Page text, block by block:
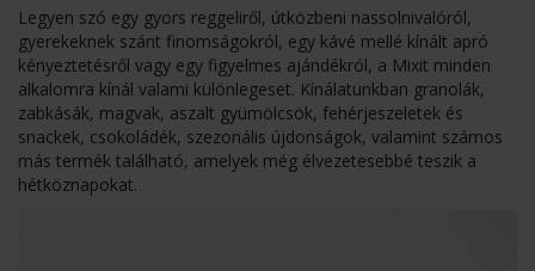
Legyen szó egy gyors reggeliről, útközbeni nassolnivalóról,
gyerekeknek szánt finomságokról, egy kávé mellé kínált apró
kényeztetésről vagy egy figyelmes ajándékról, a Mixit minden
alkalomra kínál valami különlegeset. Kínálatunkban granolák,
zabkásák, magvak, aszalt gyümölcsök, fehérjeszeletek és
snackek, csokoládék, szezonális újdonságok, valamint számos
más termék található, amelyek még élvezetesebbé teszik a
hétköznapokat.